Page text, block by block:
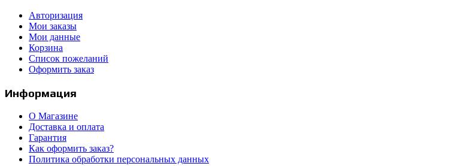
Авторизация
Мои заказы
Мои данные
Корзина
Список пожеланий
Оформить заказ
Информация
О Магазине
Доставка и оплата
Гарантия
Как оформить заказ?
Политика обработки персональных данных